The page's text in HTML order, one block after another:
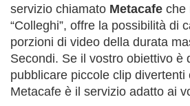
servizio chiamato Metacafe che
“Colleghi”, offre la possibilità di
porzioni di video della durata
Secondi. Se il vostro obiettivo è
pubblicare piccole clip divertenti
Metacafe è il servizio adatto ai